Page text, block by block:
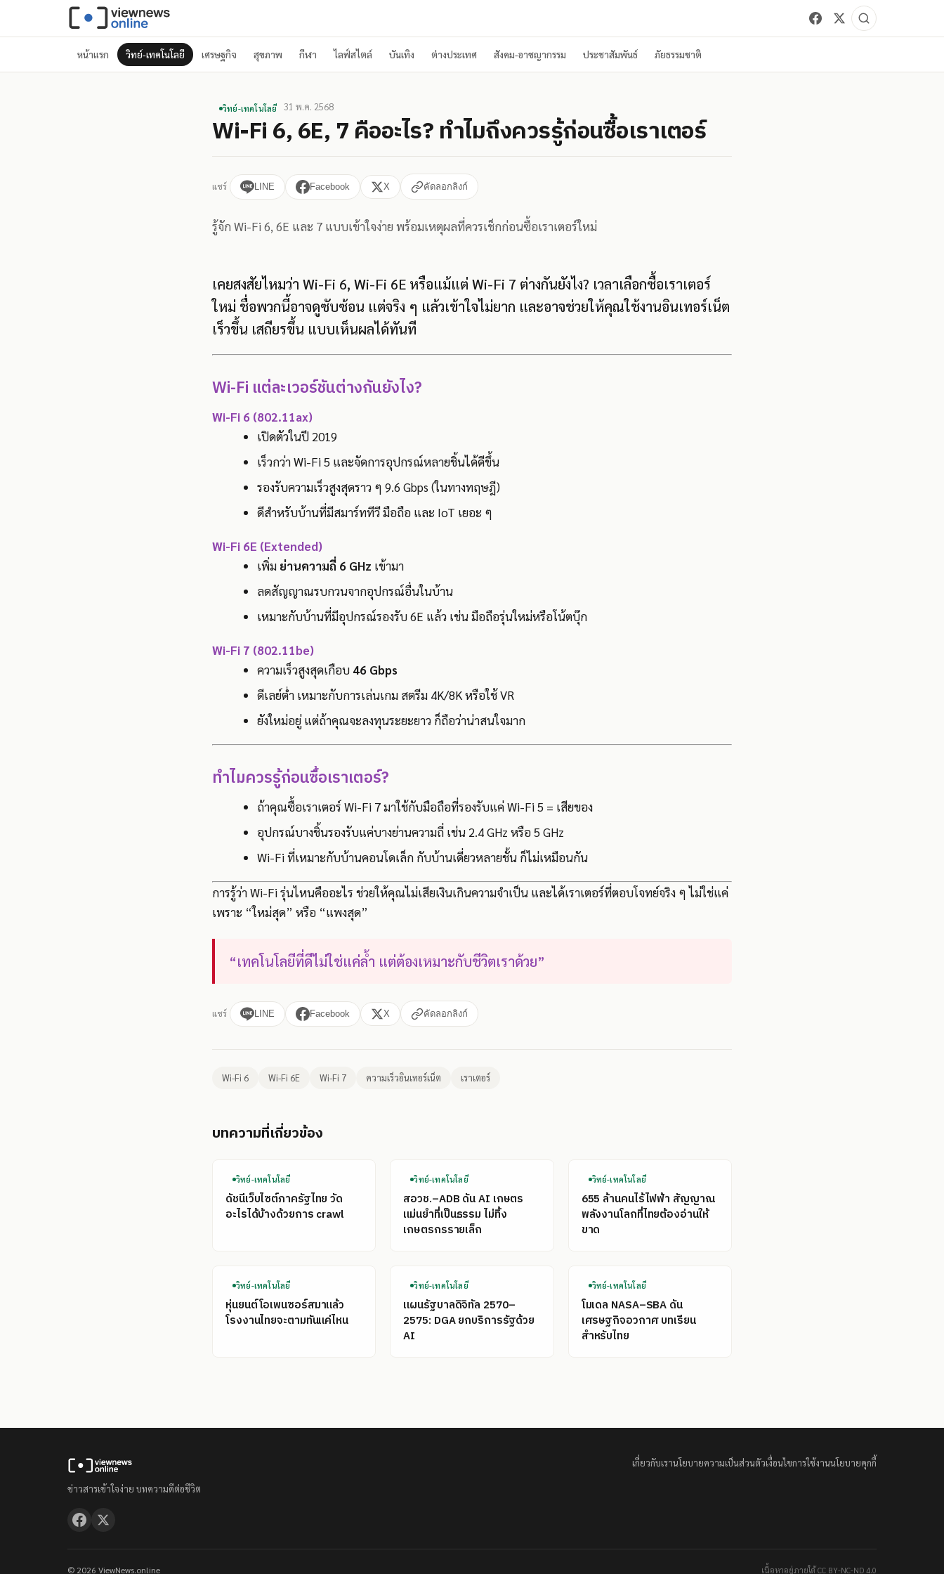
หน้าแรก วิทย์-เทคโนโลยี เศรษฐกิจ สุขภาพ กีฬา ไลฟ์สไตล์ บันเทิง ต่างประเทศ สังคม-อาชญากรรม ประชาสัมพันธ์ ภัยธรรมชาติ
วิทย์-เทคโนโลยี 31 พ.ค. 2568
Wi-Fi 6, 6E, 7 คืออะไร? ทำไมถึงควรรู้ก่อนซื้อเราเตอร์
แชร์ LINE Facebook X คัดลอกลิงก์
รู้จัก Wi-Fi 6, 6E และ 7 แบบเข้าใจง่าย พร้อมเหตุผลที่ควรเช็กก่อนซื้อเราเตอร์ใหม่
เคยสงสัยไหมว่า Wi-Fi 6, Wi-Fi 6E หรือแม้แต่ Wi-Fi 7 ต่างกันยังไง? เวลาเลือกซื้อเราเตอร์
ใหม่ ชื่อพวกนี้อาจดูซับซ้อน แต่จริง ๆ แล้วเข้าใจไม่ยาก และอาจช่วยให้คุณใช้งานอินเทอร์เน็ต
เร็วขึ้น เสถียรขึ้น แบบเห็นผลได้ทันที
Wi-Fi แต่ละเวอร์ชันต่างกันยังไง?
Wi-Fi 6 (802.11ax)
เปิดตัวในปี 2019
เร็วกว่า Wi-Fi 5 และจัดการอุปกรณ์หลายชิ้นได้ดีขึ้น
รองรับความเร็วสูงสุดราว ๆ 9.6 Gbps (ในทางทฤษฎี)
ดีสำหรับบ้านที่มีสมาร์ททีวี มือถือ และ IoT เยอะ ๆ
Wi-Fi 6E (Extended)
เพิ่ม ย่านความถี่ 6 GHz เข้ามา
ลดสัญญาณรบกวนจากอุปกรณ์อื่นในบ้าน
เหมาะกับบ้านที่มีอุปกรณ์รองรับ 6E แล้ว เช่น มือถือรุ่นใหม่หรือโน้ตบุ๊ก
Wi-Fi 7 (802.11be)
ความเร็วสูงสุดเกือบ 46 Gbps
ดีเลย์ต่ำ เหมาะกับการเล่นเกม สตรีม 4K/8K หรือใช้ VR
ยังใหม่อยู่ แต่ถ้าคุณจะลงทุนระยะยาว ก็ถือว่าน่าสนใจมาก
ทำไมควรรู้ก่อนซื้อเราเตอร์?
ถ้าคุณซื้อเราเตอร์ Wi-Fi 7 มาใช้กับมือถือที่รองรับแค่ Wi-Fi 5 = เสียของ
อุปกรณ์บางชิ้นรองรับแค่บางย่านความถี่ เช่น 2.4 GHz หรือ 5 GHz
Wi-Fi ที่เหมาะกับบ้านคอนโดเล็ก กับบ้านเดี่ยวหลายชั้น ก็ไม่เหมือนกัน
การรู้ว่า Wi-Fi รุ่นไหนคืออะไร ช่วยให้คุณไม่เสียเงินเกินความจำเป็น และได้เราเตอร์ที่ตอบโจทย์จริง ๆ ไม่ใช่แค่
เพราะ “ใหม่สุด” หรือ “แพงสุด”
“เทคโนโลยีที่ดีไม่ใช่แค่ล้ำ แต่ต้องเหมาะกับชีวิตเราด้วย”
แชร์ LINE Facebook X คัดลอกลิงก์
Wi-Fi 6 Wi-Fi 6E Wi-Fi 7 ความเร็วอินเทอร์เน็ต เราเตอร์
บทความที่เกี่ยวข้อง
วิทย์-เทคโนโลยี
ดัชนีเว็บไซต์ภาครัฐไทย วัด
อะไรได้บ้างด้วยการ crawl
วิทย์-เทคโนโลยี
สอวช.–ADB ดัน AI เกษตร
แม่นยำที่เป็นธรรม ไม่ทิ้ง
เกษตรกรรายเล็ก
วิทย์-เทคโนโลยี
655 ล้านคนไร้ไฟฟ้า สัญญาณ
พลังงานโลกที่ไทยต้องอ่านให้
ขาด
วิทย์-เทคโนโลยี
หุ่นยนต์โอเพนซอร์สมาแล้ว
โรงงานไทยจะตามทันแค่ไหน
วิทย์-เทคโนโลยี
แผนรัฐบาลดิจิทัล 2570–
2575: DGA ยกบริการรัฐด้วย
AI
วิทย์-เทคโนโลยี
โมเดล NASA–SBA ดัน
เศรษฐกิจอวกาศ บทเรียน
สำหรับไทย
ข่าวสารเข้าใจง่าย บทความดีต่อชีวิต
เกี่ยวกับเรานโยบายความเป็นส่วนตัวเงื่อนไขการใช้งานนโยบายคุกกี้
© 2026 ViewNews.online เนื้อหาอยู่ภายใต้ CC BY-NC-ND 4.0